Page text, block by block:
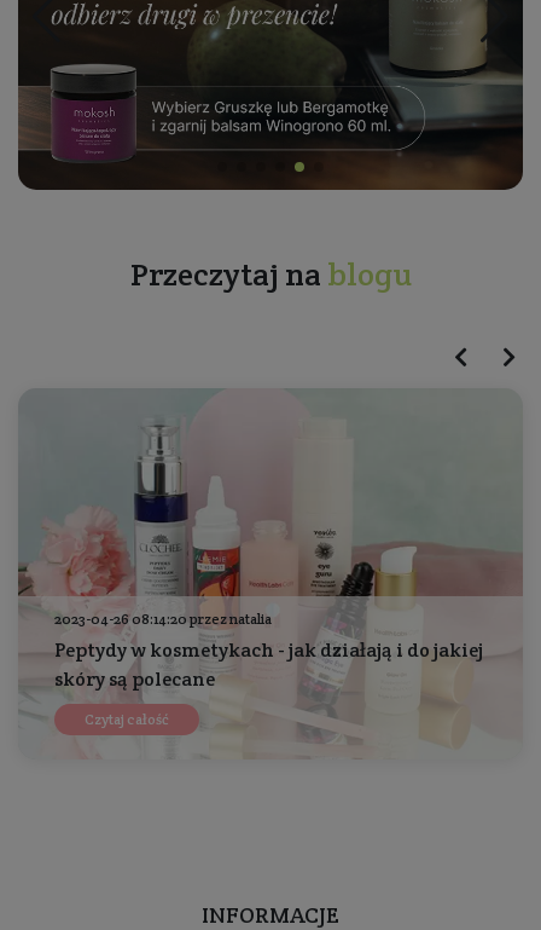
Przeczytaj na blogu
2023-04-26 08:14:20 przez natalia
Peptydy w kosmetykach - jak działają i do jakiej
skóry są polecane
Czytaj całość
INFORMACJE